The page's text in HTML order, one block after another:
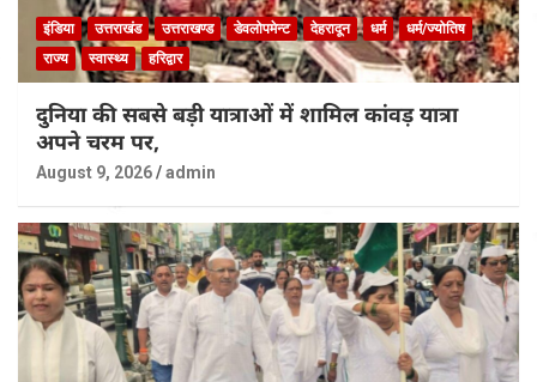
इंडिया उत्तराखंड उत्तराखण्ड डेवलोपमेन्ट देहरादून धर्म
धर्म/ज्योतिष
राज्य
स्वास्थ्य हरिद्वार
दुनिया की सबसे बड़ी यात्राओं में शामिल कांवड़ यात्रा
अपने चरम पर,
August 9, 2026 admin